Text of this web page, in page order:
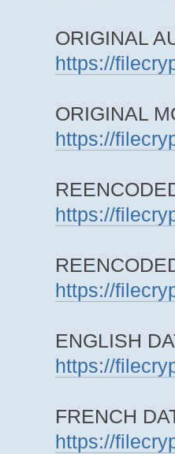
ORIGINAL
https://
ORIGINAL
https://
https://
https://
ENGLISH
https://
FRENCH
https://